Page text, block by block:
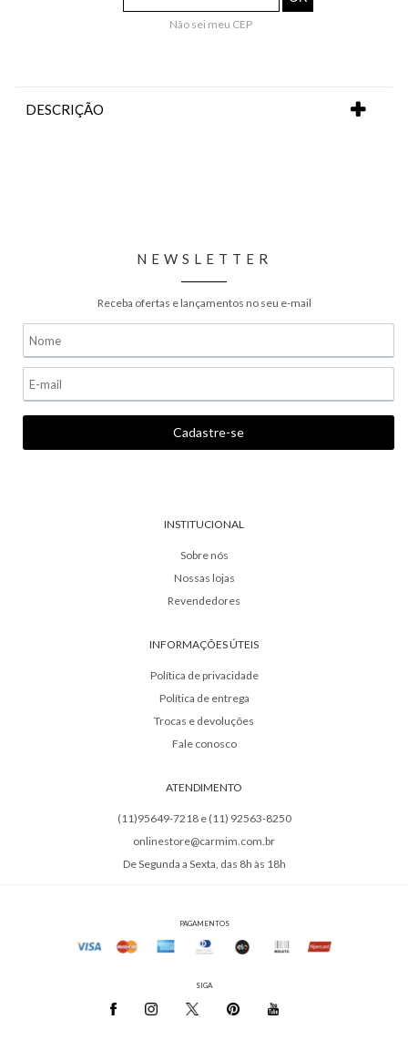
Não sei meu CEP
DESCRIÇÃO
NEWSLETTER
Receba ofertas e lançamentos no seu e-mail
INSTITUCIONAL
Sobre nós
Nossas lojas
Revendedores
INFORMAÇÕES ÚTEIS
Política de privacidade
Política de entrega
Trocas e devoluções
Fale conosco
ATENDIMENTO
(11)95649-7218 e (11) 92563-8250
onlinestore@carmim.com.br
De Segunda a Sexta, das 8h às 18h
PAGAMENTOS
SIGA